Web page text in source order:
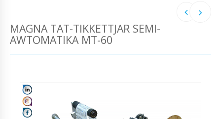
MAGNA TAT-TIKKETTJAR SEMI-
AWTOMATIKA MT-60